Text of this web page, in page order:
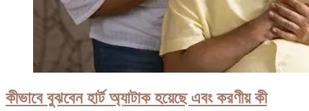
কীভাবে বুঝবেন হার্ট অ্যাটাক হয়েছে এবং করণীয় কী